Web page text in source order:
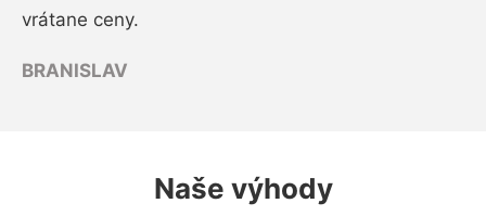
vrátane ceny.
BRANISLAV
Naše výhody